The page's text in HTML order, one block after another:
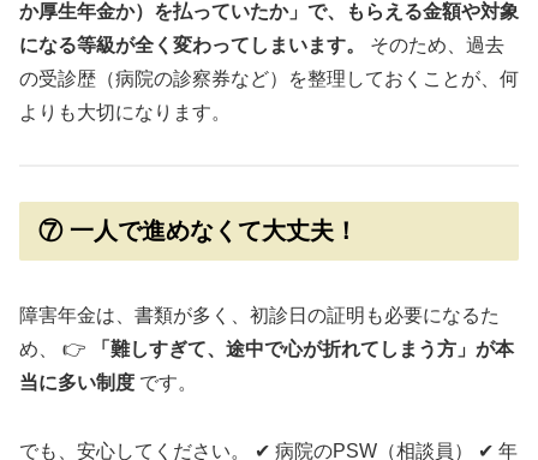
か厚生年金か）を払っていたか」で、もらえる金額や対象
になる等級が全く変わってしまいます。
そのため、過去
の受診歴（病院の診察券など）を整理しておくことが、何
よりも大切になります。
⑦ 一人で進めなくて大丈夫！
障害年金は、書類が多く、初診日の証明も必要になるた
め、 👉
「難しすぎて、途中で心が折れてしまう方」が本
当に多い制度 です。
でも、安心してください。 ✔ 病院のPSW（相談員） ✔ 年